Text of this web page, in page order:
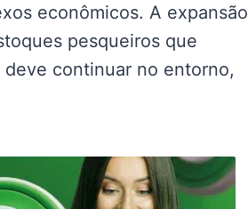
econômicos. A expansão
pesqueiros que
continuar no entorno,